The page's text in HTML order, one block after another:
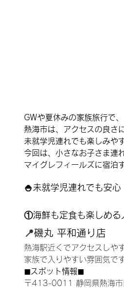
GWや夏休みの家族旅行で
熱海市は、アクセスの良さ
未就学児連れでも楽しみや
今回は、小さなお子さま連
マイグレフィールズに宿泊
🍚未就学児連れでも安
①海鮮も定食も楽しめる
📍磯丸 平和通り店
熱海駅近くでアクセスしや
家族で入りやすい雰囲気で
◼︎スポット情報◼︎
〒413-0011 静岡県熱海市